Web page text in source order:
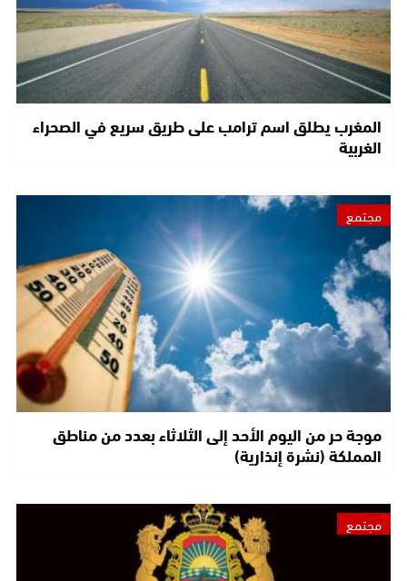
المغرب يطلق اسم ترامب على طريق سريع في الصحراء
الغربية
مجتمع
موجة حر من اليوم الأحد إلى الثلاثاء بعدد من مناطق
المملكة (نشرة إنذارية)
مجتمع